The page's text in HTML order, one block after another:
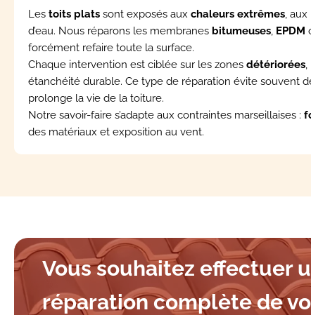
Les toits plats sont exposés aux chaleurs extrêmes,
d’eau. Nous réparons les membranes bitumeuses, EPDM
forcément refaire toute la surface.
Chaque intervention est ciblée sur les zones détériorées,
étanchéité durable. Ce type de réparation évite souvent
prolonge la vie de la toiture.
Notre savoir-faire s’adapte aux contraintes marseillaises :
des matériaux et exposition au vent.
Vous souhaitez effectuer
réparation complète de